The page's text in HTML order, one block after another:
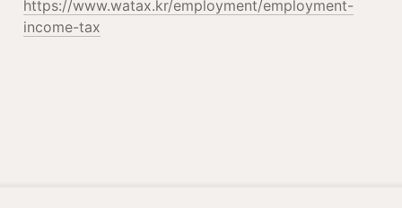
https://www.watax.kr/employment/employment-
income-tax